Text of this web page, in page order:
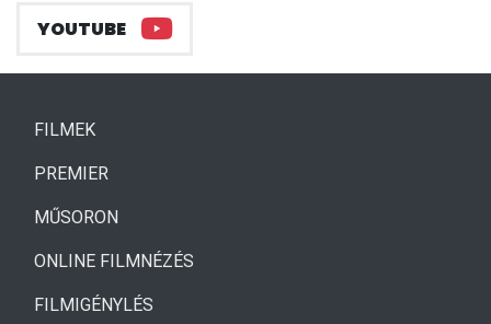
YOUTUBE
FILMEK(CURRENT)
PREMIER
MŰSORON
ONLINE FILMNÉZÉS
FILMIGÉNYLÉS